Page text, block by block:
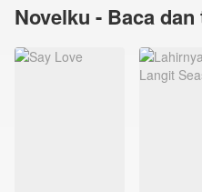
Novelku - Baca